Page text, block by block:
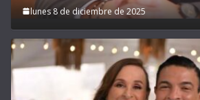
lunes 8 de diciembre de 2025